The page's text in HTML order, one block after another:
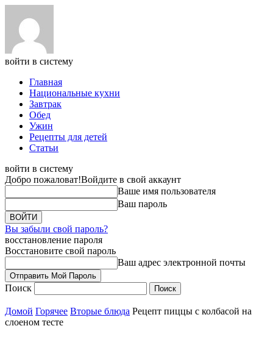
войти в систему
Главная
Национальные кухни
Завтрак
Обед
Ужин
Рецепты для детей
Статьи
войти в систему
Добро пожаловат!Войдите в свой аккаунт
Ваше имя пользователя
Ваш пароль
Вы забыли свой пароль?
восстановление пароля
Восстановите свой пароль
Ваш адрес электронной почты
Поиск
Домой Горячее Вторые блюда Рецепт пиццы с колбасой на
слоеном тесте